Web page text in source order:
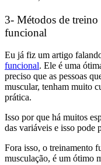
3- Métodos de treino
funcional
Eu já fiz um artigo
funcional. Ele é uma
preciso que as pessoas
muscular, tenham muito
prática.
Isso por que há muitos
das variáveis e isso pode
Fora isso, o treinamento
musculação, é um ótimo